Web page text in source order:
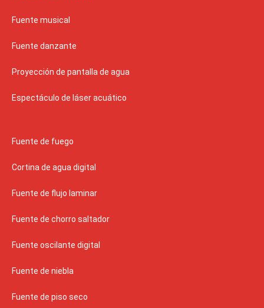
Fuente musical
Fuente danzante
Proyección de pantalla de agua
Espectáculo de láser acuático
Fuente de fuego
Cortina de agua digital
Fuente de flujo laminar
Fuente de chorro saltador
Fuente oscilante digital
Fuente de niebla
Fuente de piso seco